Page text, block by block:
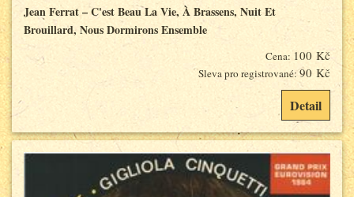
Jean Ferrat – C'est Beau La Vie, À Brassens, Nuit Et
Brouillard, Nous Dormirons Ensemble
Cena: 100 Kč
Sleva pro registrované:90 Kč
Detail